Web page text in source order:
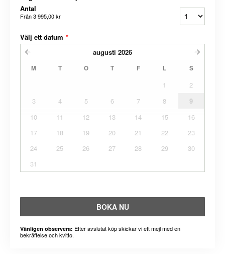
Antal
Från3 995,00 kr
Välj ett datum *
augusti 2026
M T O T F L S
1
2
3
4 5 6 7 8
9
10
11 12 13 14 15
16
17
18 19 20 21 22
23
24
25 26 27 28 29
30
31
BOKA NU
Vänligen observera: Efter avslutat köp skickar vi ett mejl med en
bekräftelse och kvitto.